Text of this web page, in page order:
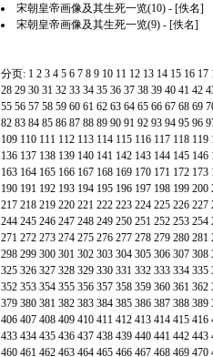
宋朝皇帝画像及其生死一览(10) - [佚名]
宋朝皇帝画像及其生死一览(9) - [佚名]
分页: 1 2 3 4 5 6 7 8 9 10 11 12 13 14 15 16 17
28 29 30 31 32 33 34 35 36 37 38 39 40 41 42
55 56 57 58 59 60 61 62 63 64 65 66 67 68 69
82 83 84 85 86 87 88 89 90 91 92 93 94 95 96
109 110 111 112 113 114 115 116 117 118 119
136 137 138 139 140 141 142 143 144 145 146
163 164 165 166 167 168 169 170 171 172 173
190 191 192 193 194 195 196 197 198 199 200
217 218 219 220 221 222 223 224 225 226 227
244 245 246 247 248 249 250 251 252 253 254
271 272 273 274 275 276 277 278 279 280 281
298 299 300 301 302 303 304 305 306 307 308
325 326 327 328 329 330 331 332 333 334 335
352 353 354 355 356 357 358 359 360 361 362
379 380 381 382 383 384 385 386 387 388 389
406 407 408 409 410 411 412 413 414 415 416
433 434 435 436 437 438 439 440 441 442 443
460 461 462 463 464 465 466 467 468 469 470